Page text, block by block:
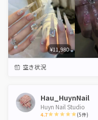
¥11,980
空き状況
Hau_HuynNail
Huyn Nail Studio
4.7 (5件)